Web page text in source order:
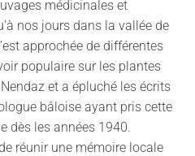
médicinales et
nos jours dans la vallée de
approchée de différentes
populaire sur les plantes
et a épluché les écrits
bâloise ayant pris cette
dès les années 1940.
réunir une mémoire locale